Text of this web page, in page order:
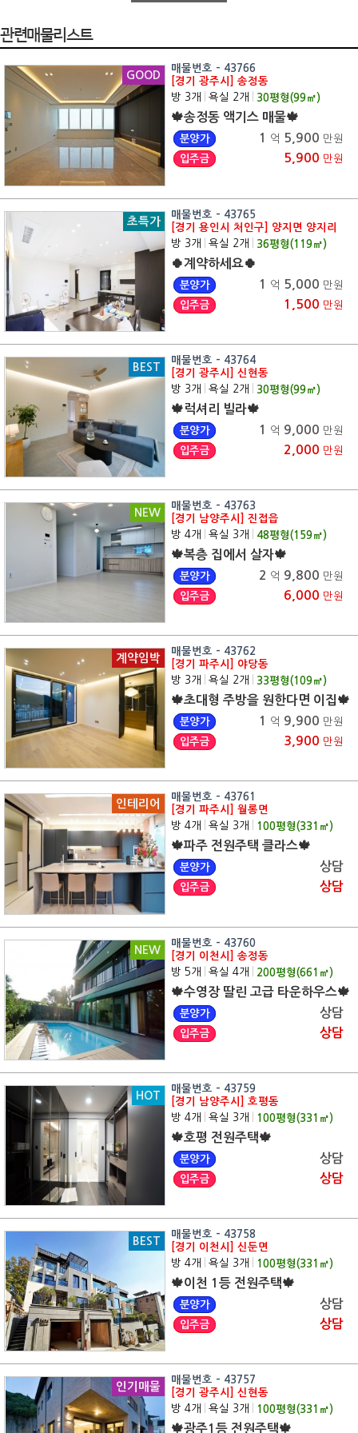
관련매물리스트
GOOD
매물번호 - 43766
[경기 광주시] 송정동
방 3개
욕실 2개 30평형(99㎡)
🍁송정동 액기스 매물🍁
분양가 1 억 5,900 만원
입주금
5,900 만원
초특가
매물번호 - 43765
[경기 용인시 처인구] 양지면 양지리
방 3개
욕실 2개 36평형(119㎡)
🍀계약하세요🍀
분양가 1 억 5,000 만원
입주금
1,500 만원
BEST
매물번호 - 43764
[경기 광주시] 신현동
방 3개
욕실 2개 30평형(99㎡)
🍁럭셔리 빌라🍁
분양가 1 억 9,000 만원
입주금
2,000 만원
NEW
매물번호 - 43763
[경기 남양주시] 진접읍
방 4개
욕실 3개 48평형(159㎡)
🍁복층 집에서 살자🍁
분양가 2 억 9,800 만원
입주금
6,000 만원
계약임박
매물번호 - 43762
[경기 파주시] 야당동
방 3개
욕실 2개 33평형(109㎡)
🍁초대형 주방을 원한다면 이집🍁
분양가 1 억 9,900 만원
입주금
3,900 만원
인테리어
매물번호 - 43761
[경기 파주시] 월롱면
방 4개
욕실 3개 100평형(331 ㎡)
🍁파주 전원주택 클라스🍁
분양가 상담
입주금 상담
NEW
매물번호 - 43760
[경기 이천시] 송정동
방 5개
욕실 4개 200평형(661 ㎡)
🍁수영장 딸린 고급 타운하우스🍁
분양가 상담
입주금 상담
HOT
매물번호 - 43759
[경기 남양주시] 호평동
방 4개
욕실 3개 100평형(331 ㎡)
🍁호평 전원주택🍁
분양가 상담
입주금 상담
BEST
매물번호 - 43758
[경기 이천시] 신둔면
방 4개
욕실 3개 100평형(331 ㎡)
🍁이천 1등 전원주택🍁
분양가 상담
입주금 상담
인기매물
매물번호 - 43757
[경기 광주시] 신현동
방 4개
욕실 3개 100평형(331 ㎡)
🍁광주1등 전원주택🍁